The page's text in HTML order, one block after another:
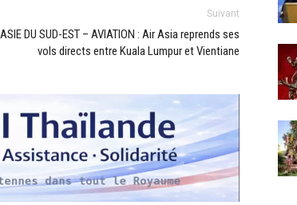
Suivant
ASIE DU SUD-EST – AVIATION : Air Asia reprends ses
vols directs entre Kuala Lumpur et Vientiane